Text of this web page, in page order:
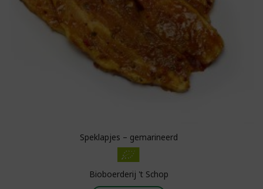
Speklapjes – gemarineerd
Bioboerderij 't Schop